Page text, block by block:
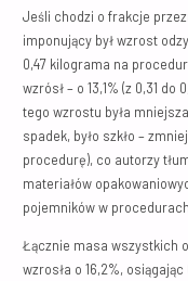
Jeśli chodzi o frakcje
imponujący był wzrost
0,47 kilograma na
wzrósł – o 13,1% (z 0,31
tego wzrostu była
spadek, było szkło –
procedurę), co autorzy
materiałów
pojemników w
Łącznie masa wszystkich
wzrosła o 16,2%,